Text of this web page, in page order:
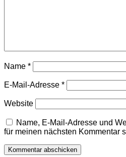
Name *
E-Mail-Adresse *
Website
Name, E-Mail-Adresse und
für meinen nächsten Kommentar